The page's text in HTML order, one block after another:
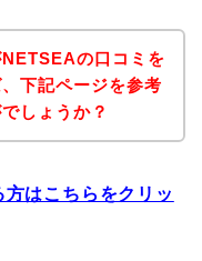
の口コミを
下記ページを参考
しょうか？
はこちらをクリッ